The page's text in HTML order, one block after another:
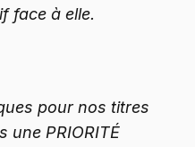
face à elle.
pour nos titres
une PRIORITÉ